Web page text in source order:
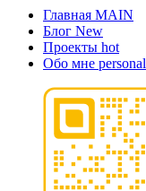
Главная MAIN
Блог New
Проекты hot
Обо мне personal